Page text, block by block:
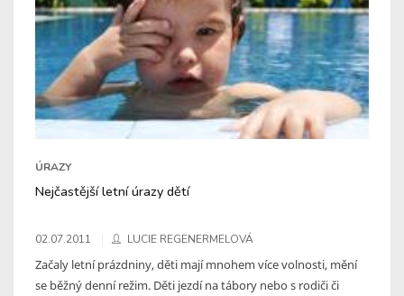
ÚRAZY
Nejčastější letní úrazy dětí
02.07.2011 LUCIE REGENERMELOVÁ
Začaly letní prázdniny, děti mají mnohem více volnosti, mění
se běžný denní režim. Děti jezdí na tábory nebo s rodiči či